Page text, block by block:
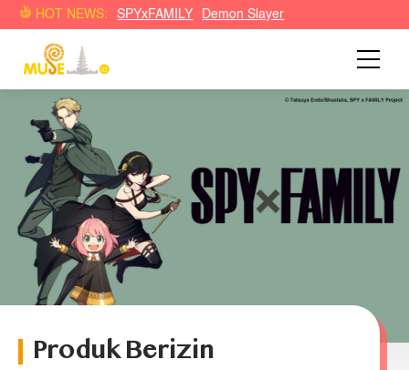
HOT NEWS: SPYxFAMILY Demon Slayer
Produk Berizin